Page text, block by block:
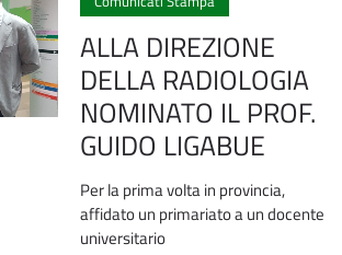
ALLA DIREZIONE
DELLA RADIOLOGIA
NOMINATO IL PROF.
GUIDO LIGABUE
Per la prima volta in provincia,
affidato un primariato a un docente
universitario